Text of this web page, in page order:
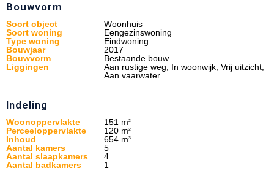
Bouwvorm
Soort object
Woonhuis
Soort woning
Eengezinswoning
Type woning
Eindwoning
Bouwjaar
2017
Bouwvorm
Bestaande bouw
Liggingen
Aan rustige weg, In woonwijk, Vrij uitzicht,
Aan vaarwater
Indeling
Woonoppervlakte 151 m2
Perceeloppervlakte 120 m2
Inhoud 654 m3
Aantal kamers
5
Aantal slaapkamers
4
Aantal badkamers
1